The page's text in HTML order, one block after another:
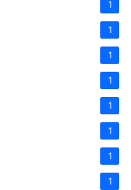
1
1
1
1
1
1
1
1